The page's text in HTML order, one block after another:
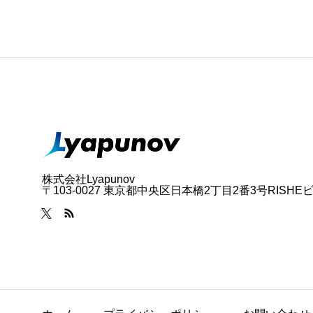
株式会社Lyapunov
〒103-0027 東京都中央区日本橋2丁目2番3号RISHE